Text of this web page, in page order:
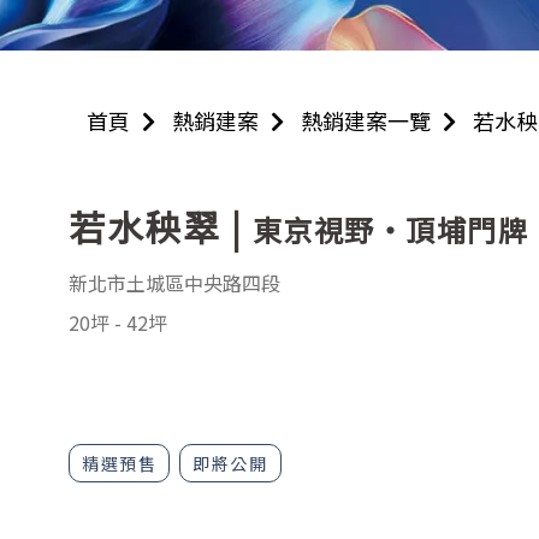
首頁 熱銷建案 熱銷建案一覽 若水
若水秧翠 | 東京視野・頂埔門牌
新北市土城區中央路四段
20坪 - 42坪
精選預售 即將公開